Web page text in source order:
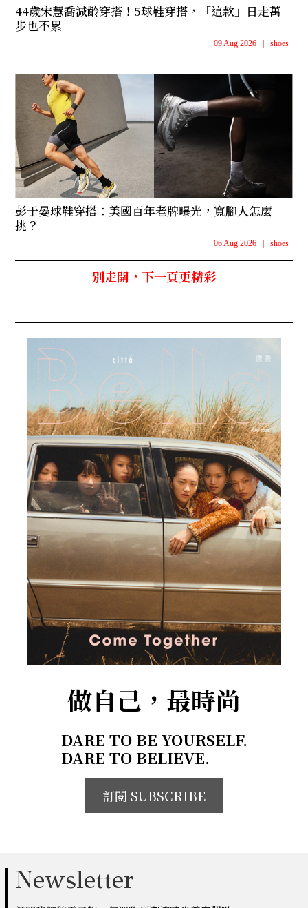
44歲宋慧喬減齡穿搭！5球鞋穿搭，「這款」日走萬
步也不累
09 Aug 2026 shoes
彭于晏球鞋穿搭：美國百年老牌曝光，寬腳人怎麼
挑？
06 Aug 2026 shoes
別走開，下一頁更精彩
做自己，最時尚
DARE TO BE YOURSELF.
DARE TO BELIEVE.
訂閱 SUBSCRIBE
Newsletter